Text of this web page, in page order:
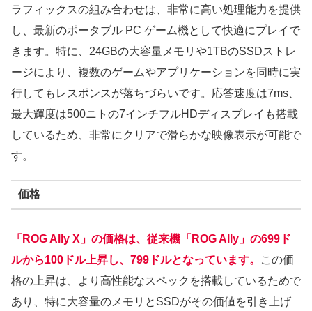
ラフィックスの組み合わせは、非常に高い処理能力を提供
し、最新のポータブル PC ゲーム機として快適にプレイで
きます。特に、24GBの大容量メモリや1TBのSSDストレ
ージにより、複数のゲームやアプリケーションを同時に実
行してもレスポンスが落ちづらいです。応答速度は7ms、
最大輝度は500ニトの7インチフルHDディスプレイも搭載
しているため、非常にクリアで滑らかな映像表示が可能で
す。
価格
「ROG Ally X」の価格は、従来機「ROG Ally」の699ド
ルから100ドル上昇し、799ドルとなっています。
この価
格の上昇は、より高性能なスペックを搭載しているためで
あり、特に大容量のメモリとSSDがその価値を引き上げ